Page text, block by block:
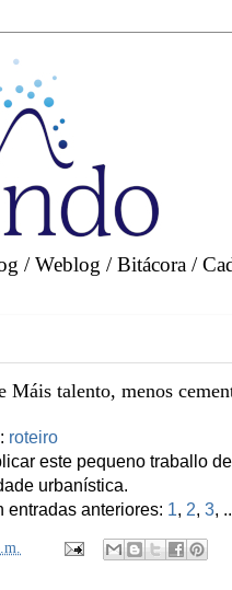
/ Weblog / Bitácora /
Máis talento, menos
roteiro
este pequeno traballo
urbanística.
entradas anteriores: 1, 2, 3,